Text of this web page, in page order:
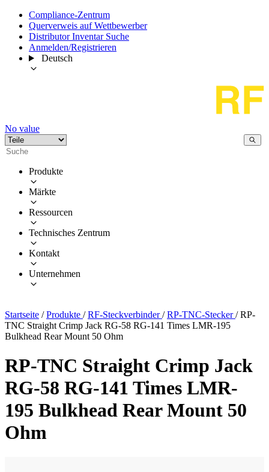
Compliance-Zentrum
Querverweis auf Wettbewerber
Distributor Inventar Suche
Anmelden/Registrieren
Deutsch
No value
Produkte
Märkte
Ressourcen
Technisches Zentrum
Kontakt
Unternehmen
Startseite / Produkte / RF-Steckverbinder/ RP-TNC-Stecker/ RP-
TNC Straight Crimp Jack RG-58 RG-141 Times LMR-195
Bulkhead Rear Mount 50 Ohm
RP-TNC Straight Crimp Jack
RG-58 RG-141 Times LMR-
195 Bulkhead Rear Mount 50
Ohm